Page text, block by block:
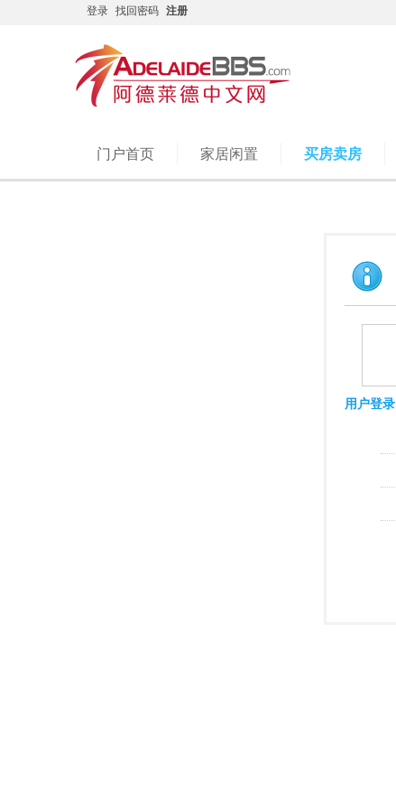
登录 找回密码 注册
门户首页 家居闲置 买房卖房
用户登录